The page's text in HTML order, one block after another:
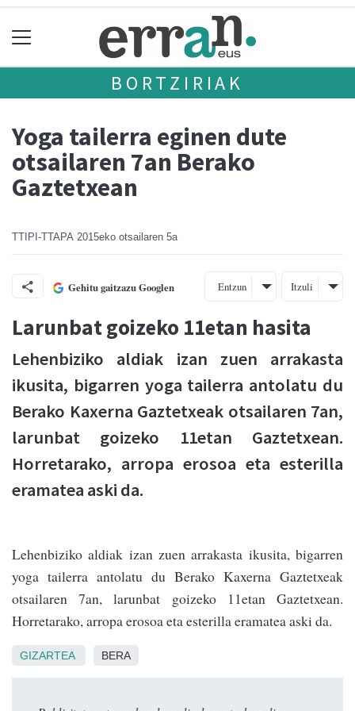
BORTZIRIAK
Yoga tailerra eginen dute
otsailaren 7an Berako
Gaztetxean
TTIPI-TTAPA 2015eko otsailaren 5a
Gehitu gaitzazu Googlen Entzun Itzuli
Larunbat goizeko 11etan hasita
Lehenbiziko aldiak izan zuen arrakasta
ikusita, bigarren yoga tailerra antolatu du
Berako Kaxerna Gaztetxeak otsailaren 7an,
larunbat goizeko 11etan Gaztetxean.
Horretarako, arropa erosoa eta esterilla
eramatea aski da.
Lehenbiziko aldiak izan zuen arrakasta ikusita, bigarren
yoga tailerra antolatu du Berako Kaxerna Gaztetxeak
otsailaren 7an, larunbat goizeko 11etan Gaztetxean.
Horretarako, arropa erosoa eta esterilla eramatea aski da.
GIZARTEA BERA